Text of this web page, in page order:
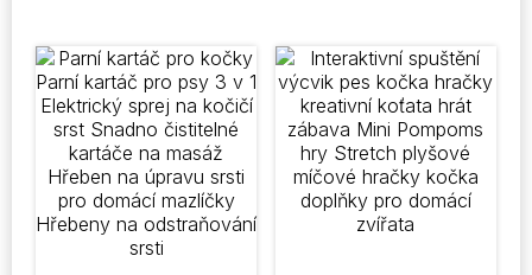
variant.
Možnosti
lze
vybrat
na
stránce
produktu
variant.
lze
vybrat
na
stránce